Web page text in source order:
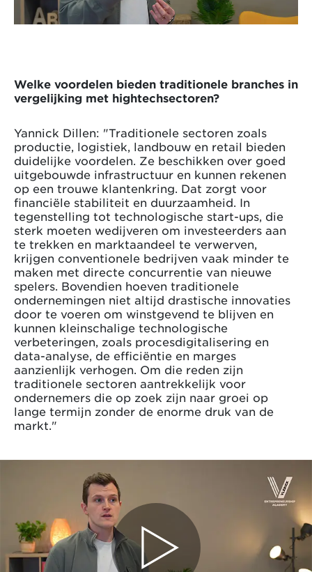
Welke voordelen bieden traditionele branches in
vergelijking met hightechsectoren?
Yannick Dillen: "Traditionele sectoren zoals
productie, logistiek, landbouw en retail bieden
duidelijke voordelen. Ze beschikken over goed
uitgebouwde infrastructuur en kunnen rekenen
op een trouwe klantenkring. Dat zorgt voor
financiële stabiliteit en duurzaamheid. In
tegenstelling tot technologische start-ups, die
sterk moeten wedijveren om investeerders aan
te trekken en marktaandeel te verwerven,
krijgen conventionele bedrijven vaak minder te
maken met directe concurrentie van nieuwe
spelers. Bovendien hoeven traditionele
ondernemingen niet altijd drastische innovaties
door te voeren om winstgevend te blijven en
kunnen kleinschalige technologische
verbeteringen, zoals procesdigitalisering en
data-analyse, de efficiëntie en marges
aanzienlijk verhogen. Om die reden zijn
traditionele sectoren aantrekkelijk voor
ondernemers die op zoek zijn naar groei op
lange termijn zonder de enorme druk van de
markt."